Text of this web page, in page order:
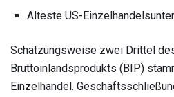
Älteste US-
Schätzungsweise zwei Drittel
Bruttoinlandsprodukts (BIP)
Einzelhandel.